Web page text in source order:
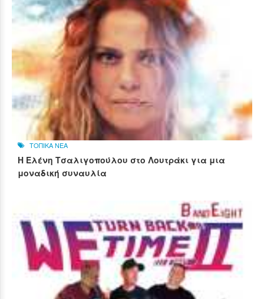
ΤΟΠΙΚΑ ΝΕΑ
Η Ελένη Τσαλιγοπούλου στο Λουτράκι για μια
μοναδική συναυλία